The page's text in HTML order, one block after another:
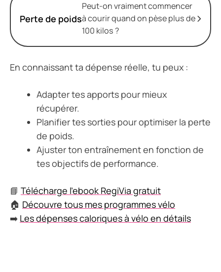
Perte de poids
Peut-on vraiment commencer
à courir quand on pèse plus de
100 kilos ?
En connaissant ta dépense réelle, tu peux :
Adapter tes apports pour mieux
récupérer.
Planifier tes sorties pour optimiser la perte
de poids.
Ajuster ton entraînement en fonction de
tes objectifs de performance.
📘 Télécharge l’ebook RegiVia gratuit
🏠 Découvre tous mes programmes vélo
➡️ Les dépenses caloriques à vélo en détails